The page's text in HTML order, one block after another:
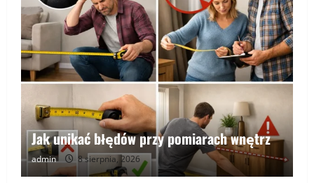
Jak unikać błędów przy pomiarach wnętrz
admin 8 sierpnia, 2026